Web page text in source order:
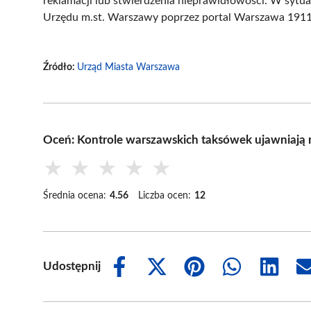
Urzędu m.st. Warszawy poprzez portal Warszawa
Źródło: Urząd Miasta Warszawa
Oceń: Kontrole warszawskich taksówek ujawniają
★ ★ ★ ★ ★
Średnia ocena: 4.56 Liczba ocen: 12
Udostępnij
Share
Share
(Twitter)
Share
Share
Share